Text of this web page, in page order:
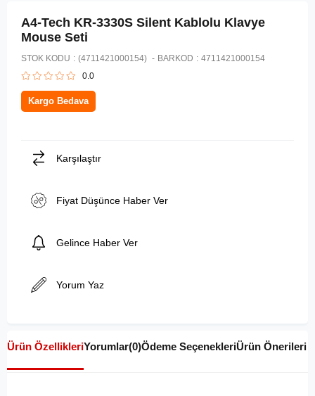
A4-Tech KR-3330S Silent Kablolu Klavye
Mouse Seti
STOK KODU (4711421000154) BARKOD : 4711421000154
0.0
Kargo Bedava
Karşılaştır
Fiyat Düşünce Haber Ver
Gelince Haber Ver
Yorum Yaz
Ürün ÖzellikleriYorumlar(0)Ödeme SeçenekleriÜrün Önerileri